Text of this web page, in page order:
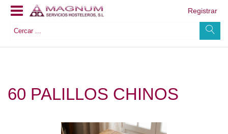
Registrar
60 PALILLOS CHINOS